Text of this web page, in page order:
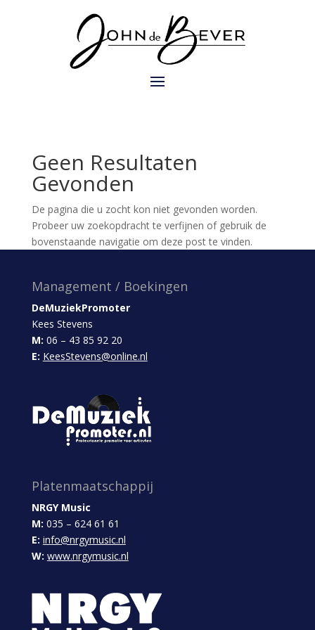
Geen Resultaten
Gevonden
De pagina die u zocht kon niet gevonden worden.
Probeer uw zoekopdracht te verfijnen of gebruik de
bovenstaande navigatie om deze post te vinden.
Management / Boekingen
DeMuziekPromoter
Kees Stevens
M: 06 – 43 85 92 20
E: KeesStevens@online.nl
Platenmaatschappij
NRGY Music
M: 035 – 624 61 61
E: info@nrgymusic.nl
W: www.nrgymusic.nl